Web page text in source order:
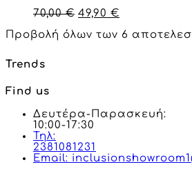
70,00€ 49,90 €
Προβολή όλων των 6
Trends
Find us
Δευτέρα-Παρασκευή:
10:00-17:30
Τηλ:
2381081231
Email: